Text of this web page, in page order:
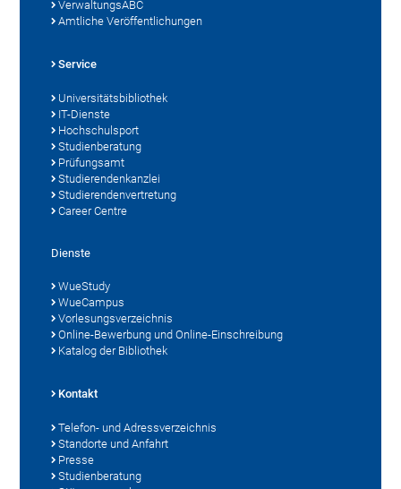
VerwaltungsABC
Amtliche Veröffentlichungen
Service
Universitätsbibliothek
IT-Dienste
Hochschulsport
Studienberatung
Prüfungsamt
Studierendenkanzlei
Studierendenvertretung
Career Centre
Dienste
WueStudy
WueCampus
Vorlesungsverzeichnis
Online-Bewerbung und Online-Einschreibung
Katalog der Bibliothek
Kontakt
Telefon- und Adressverzeichnis
Standorte und Anfahrt
Presse
Studienberatung